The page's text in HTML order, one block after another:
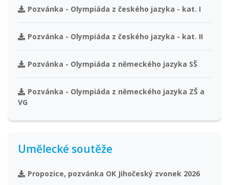
Pozvánka - Olympiáda z českého jazyka - kat. I
Pozvánka - Olympiáda z českého jazyka - kat. II
Pozvánka - Olympiáda z německého jazyka SŠ
Pozvánka - Olympiáda z německého jazyka ZŠ a
VG
Umělecké soutěže
Propozice, pozvánka OK Jihočeský zvonek 2026